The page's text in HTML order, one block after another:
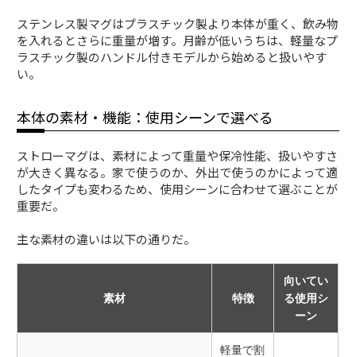
ステンレス製マグはプラスチック製より本体が重く、飲み物
を入れるとさらに重量が増す。月齢が低いうちは、軽量なプ
ラスチック製のハンドル付きモデルから始めると扱いやす
い。
本体の素材・機能：使用シーンで選べる
ストローマグは、素材によって重量や保冷性能、扱いやすさ
が大きく異なる。家で使うのか、外出で使うのかによって適
したタイプも変わるため、使用シーンに合わせて選ぶことが
重要だ。
主な素材の違いは以下の通りだ。
素材 特徴
向いてい
る使用シ
ーン
軽量で割